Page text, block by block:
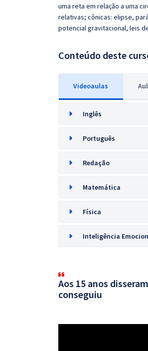
uma reta em relação a uma
relativas; cônicas: elipse,
potencial gravitacional, leis
Conteúdo deste
Videoaulas
Inglês
Português
Redação
Matemática
Física
Inteligência
Aos 15 anos
conseguiu